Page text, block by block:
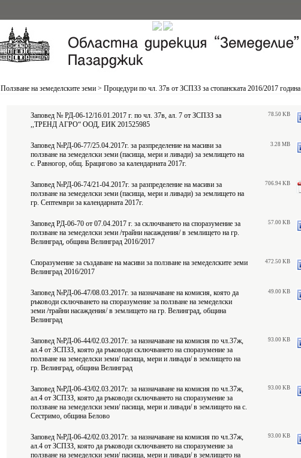
Ползване на земеделските земи > Процедури по чл. 37в от ЗСПЗЗ за стопанската 2016/2017 година
Заповед № РД-06-12/16.01.2017 г. по чл. 37в, ал. 7 от ЗСПЗЗ за
,,ТРЕНД АГРО“ ООД, ЕИК 201525985
78.50 KB
Заповед №РД-06-77/25.04.2017г. за разпределение на масиви за
ползване на земеделски земи (пасища, мери и ливади) за землището на
с. Равногор, общ. Брацигово за календарната 2017г.
3.28 MB
Заповед №РД-06-74/21-04.2017г. за разпределение на масиви за
ползване на земеделски земи (пасища, мери и ливади) за землището на
гр. Септември за календарната 2017г.
706.94 KB
Заповед РД-06-70 от 07.04.2017 г. за сключването на споразумение за
ползване на земеделски земи /трайни насаждения/ в землището на гр.
Велинград, община Велинград 2016/2017
57.00 KB
Споразумение за създаване на масиви за ползване на земеделските земи
Велинград 2016/2017
472.50 KB
Заповед №РД-06-47/08.03.2017г. за назначаване на комисия, която да
ръководи сключването на споразумение за ползване на земеделски
земи /трайни насаждения/ в землището на гр. Велинград, община
Велинград
49.00 KB
Заповед №РД-06-44/02.03.2017г. за назначаване на комисия по чл.37ж,
ал.4 от ЗСПЗЗ, която да ръководи сключването на споразумение за
ползване на земеделски земи/ пасища, мери и ливади/ в землището на
гр. Велинград, община Велинград
93.00 KB
Заповед №РД-06-43/02.03.2017г. за назначаване на комисия по чл.37ж,
ал.4 от ЗСПЗЗ, която да ръководи сключването на споразумение за
ползване на земеделски земи/ пасища, мери и ливади/ в землището на с.
Сестримо, община Белово
93.00 KB
Заповед №РД-06-42/02.03.2017г. за назначаване на комисия по чл.37ж,
ал.4 от ЗСПЗЗ, която да ръководи сключването на споразумение за
ползване на земеделски земи/ пасища, мери и ливади/ в землището на
93.00 KB